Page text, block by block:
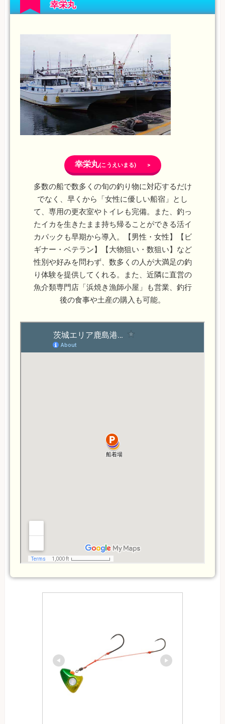
幸栄丸
幸栄丸(こうえいまる) >
多数の船で数多くの旬の釣り物に対応するだけ
でなく、早くから「女性に優しい船宿」とし
て、専用の更衣室やトイレも完備。また、釣っ
たイカを生きたまま持ち帰ることができる活イ
カパックも早期から導入。【男性・女性】【ビ
ギナー・ベテラン】【大物狙い・数狙い】など
性別や好みを問わず、数多くの人が大満足の釣
り体験を提供してくれる。また、近隣に直営の
魚介類専門店「浜焼き漁師小屋」も営業、釣行
後の食事や土産の購入も可能。